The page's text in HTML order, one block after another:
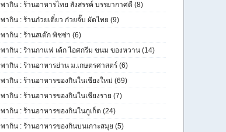
พากิน : ร้านอาหารไทย สังสรรค์ บรรยากาศดี (8)
พากิน : ร้านก๋วยเตี๋ยว ก๋วยจั๊บ ผัดไทย (9)
พากิน : ร้านสเต๊ก พิชซ่า (6)
พากิน : ร้านกาแฟ เค้ก ไอศกรีม ขนม ของหวาน (14)
พากิน : ร้านอาหารย่าน ม.เกษตรศาสตร์ (6)
พากิน : ร้านอาหารของกินในเชียงใหม่ (69)
พากิน : ร้านอาหารของกินในเชียงราย (7)
พากิน : ร้านอาหารของกินในภูเก็ต (24)
พากิน : ร้านอาหารของกินบนเกาะสมุย (5)